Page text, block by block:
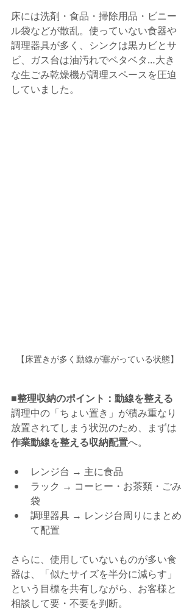
床には洗剤・食品・掃除用品・ビニー
ル袋などが散乱。使っていない食器や
調理器具が多く、シンクは黒カビとサ
ビ、ガス台は油汚れでベタベタ…大き
な生ごみ乾燥機が調理スペースを圧迫
していました。
【床置きが多く動線が塞がっている状態】
■整理収納のポイント：動線を整える
調理中の「ちょい置き」が積み重なり
放置されてしまう状況のため、まずは
作業動線を整える収納配置へ。
レンジ台 → 主に食品
ラック → コーヒー・お茶類・ごみ
袋
調理器具 → レンジ台周りにまとめ
て配置
さらに、使用していないものが多い食
器は、「似たサイズを半分に減らす」
という目標を共有しながら、お客様と
相談して要・不要を判断。